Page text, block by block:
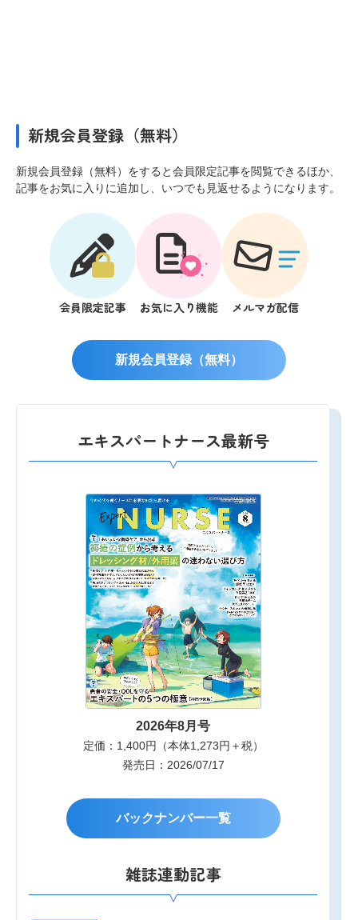
新規会員登録（無料）
新規会員登録（無料）をすると会員限定記事を閲覧できるほか、
記事をお気に入りに追加し、いつでも見返せるようになります。
会員限定記事 お気に入り機能 メルマガ配信
新規会員登録（無料）
エキスパートナース最新号
2026年8月号
定価：1,400円（本体1,273円＋税）
発売日：2026/07/17
バックナンバー一覧
雑誌連動記事